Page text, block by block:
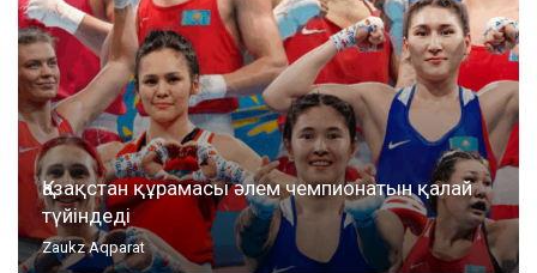
Қазақстан құрамасы әлем чемпионатын қалай
түйіндеді
Zaukz Aqparat